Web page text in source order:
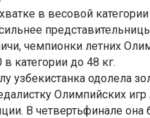
в весовой категории
чемпионки летних
категории до 48 кг.
узбекистанка одолела
Олимпийских
В четвертьфинале она